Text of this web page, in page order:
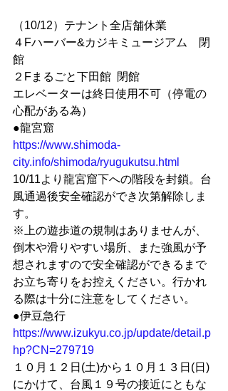
（10/12）テナント全店舗休業
４Fハーバー&カジキミュージアム　閉
館
２Fまるごと下田館  閉館
エレベーターは終日使用不可（停電の
心配がある為）
●龍宮窟
https://www.shimoda-
city.info/shimoda/ryugukutsu.html
10/11より龍宮窟下への階段を封鎖。台
風通過後安全確認ができ次第解除しま
す。
※上の遊歩道の規制はありませんが、
倒木や滑りやすい場所、また強風が予
想されますので安全確認ができるまで
お立ち寄りをお控えください。行かれ
る際は十分に注意をしてください。
●伊豆急行
https://www.izukyu.co.jp/update/detail.p
hp?CN=279719
１０月１２日(土)から１０月１３日(日)
にかけて、台風１９号の接近にともな